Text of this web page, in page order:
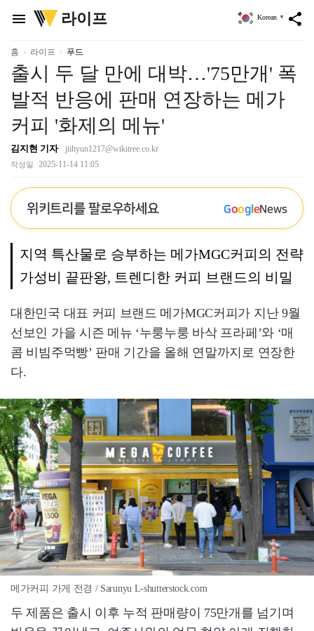
menu
위
키
리
라이프 share
Korean ▼
홈 라이프 푸드
출시 두 달 만에 대박…'75만개' 폭
발적 반응에 판매 연장하는 메가
커피 '화제의 메뉴'
김지현 기자 jiihyun1217@wikitree.co.kr
작성일 2025-11-14 11:05
위키트리를 팔로우하세요 GoogleNews
지역 특산물로 승부하는 메가MGC커피의 전략
가성비 끝판왕, 트렌디한 커피 브랜드의 비밀
대한민국 대표 커피 브랜드 메가MGC커피가 지난 9월
선보인 가을 시즌 메뉴 ‘누룽누룽 바삭 프라페’와 ‘매
콤 비빔주먹빵’ 판매 기간을 올해 연말까지로 연장한
다.
메가커피 가게 전경 / Sarunyu L-shutterstock.com
두 제품은 출시 이후 누적 판매량이 75만개를 넘기며